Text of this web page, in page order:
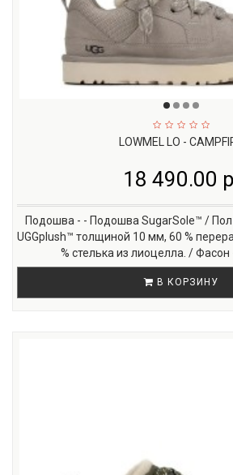
LOWMEL LO -
18 490.00
Подошва - - Подошва SugarSole™ / Пол
UGGplush™ толщиной 10 мм, 60 %
% стелька из лиоцелла. /
В КОРЗИНУ